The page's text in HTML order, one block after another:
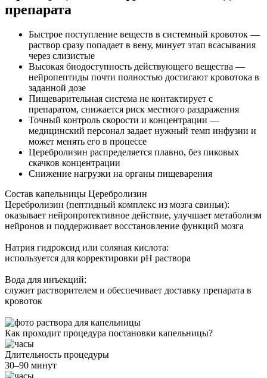
препарата
Быстрое поступление веществ в системный кровоток —
раствор сразу попадает в вену, минует этап всасывания
через слизистые
Высокая биодоступность действующего вещества —
нейропептиды почти полностью достигают кровотока в
заданной дозе
Пищеварительная система не контактирует с
препаратом, снижается риск местного раздражения
Точный контроль скорости и концентрации —
медицинский персонал задает нужный темп инфузии и
может менять его в процессе
Церебролизин распределяется плавно, без пиковых
скачков концентрации
Снижение нагрузки на органы пищеварения
Состав капельницы Церебролизин
Церебролизин (пептидный комплекс из мозга свиньи):
оказывает нейропротективное действие, улучшает метаболизм
нейронов и поддерживает восстановление функций мозга
Натрия гидроксид или соляная кислота:
используется для корректировки pH раствора
Вода для инъекций:
служит растворителем и обеспечивает доставку препарата в
кровоток
Как проходит процедура постановки капельницы?
Длительность процедуры
30–90 минут